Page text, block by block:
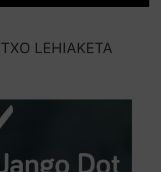
LEHIAKETA